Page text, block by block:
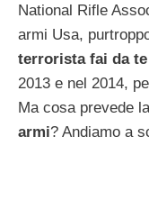
National Rifle
armi Usa,
terrorista fai da te
2013 e nel 2014,
Ma cosa prevede
armi? Andiamo a